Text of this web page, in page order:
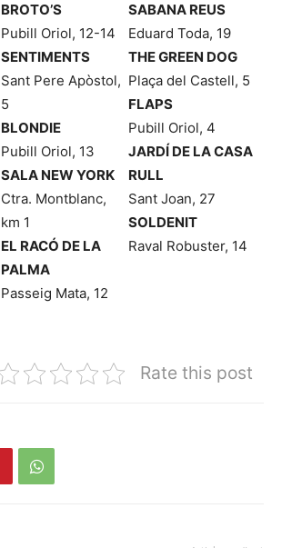
BROTO’S
Pubill Oriol, 12-14
SENTIMENTS
Sant Pere Apòstol,
5
BLONDIE
Pubill Oriol, 13
SALA NEW YORK
Ctra. Montblanc,
km 1
EL RACÓ DE LA
PALMA
Passeig Mata, 12
SABANA REUS
Eduard Toda, 19
THE GREEN DOG
Plaça del Castell, 5
FLAPS
Pubill Oriol, 4
JARDÍ DE LA CASA
RULL
Sant Joan, 27
SOLDENIT
Raval Robuster, 14
Rate this post